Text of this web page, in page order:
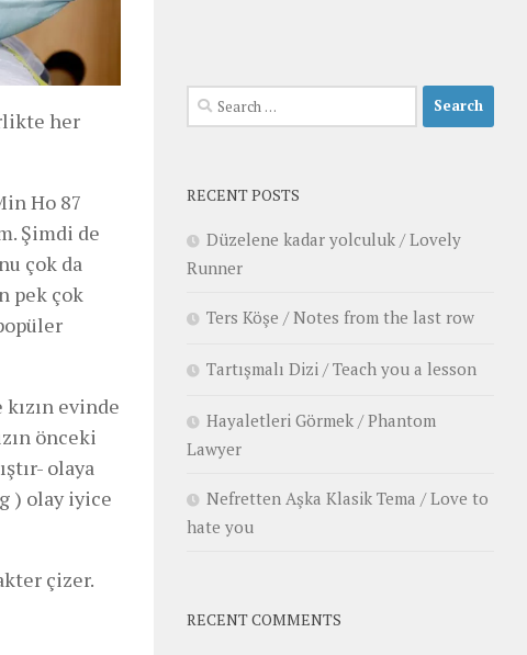
her
Ho 87
Şimdi de
çok da
pek çok
evinde
önceki
olaya
) olay iyice
çizer.
Search
for:
RECENT POSTS
Düzelene kadar yolculuk / Lovely
Runner
Ters Köşe / Notes from the last row
Tartışmalı Dizi / Teach you a lesson
Hayaletleri Görmek / Phantom
Lawyer
Nefretten Aşka Klasik Tema / Love to
hate you
RECENT COMMENTS